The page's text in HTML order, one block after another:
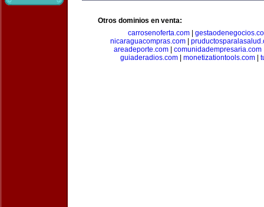
Otros dominios en venta:
carrosenoferta.com
nicaraguacompras.com
areadeporte.com| comunidadempresaria.com
guiaderadios.com| monetizationtools.com|